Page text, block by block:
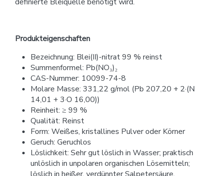
definierte Bleiquelle benötigt wird.
Produkteigenschaften
Bezeichnung: Blei(II)-nitrat 99 % reinst
Summenformel: Pb(NO₃)₂
CAS-Nummer: 10099-74-8
Molare Masse: 331,22 g/mol (Pb 207,20 + 2·(N
14,01 + 3·O 16,00))
Reinheit: ≥ 99 %
Qualität: Reinst
Form: Weißes, kristallines Pulver oder Körner
Geruch: Geruchlos
Löslichkeit: Sehr gut löslich in Wasser; praktisch
unlöslich in unpolaren organischen Lösemitteln;